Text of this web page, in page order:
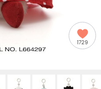
1729